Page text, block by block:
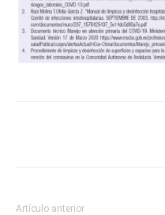
Artículo anterior